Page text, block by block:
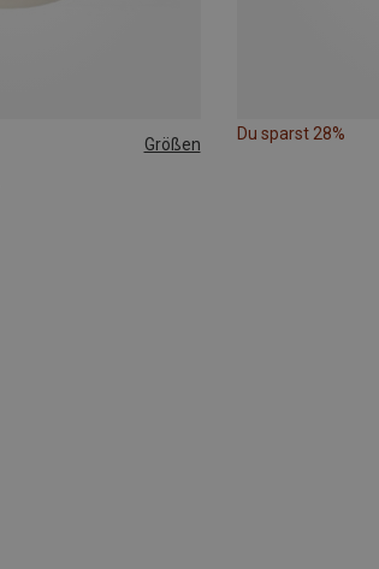
Größen
Du sparst 28%